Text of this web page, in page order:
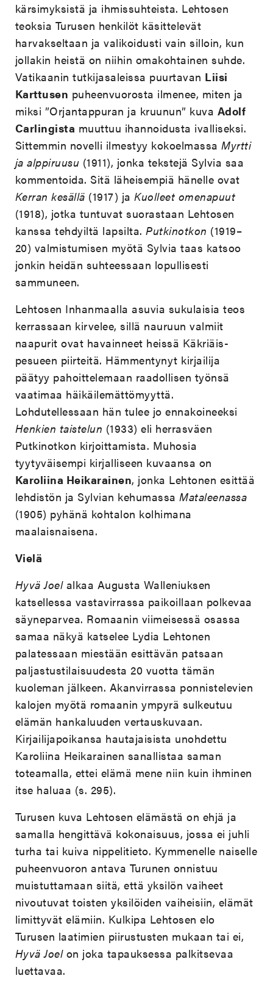
kärsimyksistä ja ihmissuhteista. Lehtosen
teoksia Turusen henkilöt käsittelevät
harvakseltaan ja valikoidusti vain silloin, kun
jollakin heistä on niihin omakohtainen suhde.
Vatikaanin tutkijasaleissa puurtavan Liisi
Karttusen puheenvuorosta ilmenee, miten ja
miksi ”Orjantappuran ja kruunun” kuva Adolf
Carlingista muuttuu ihannoidusta ivalliseksi.
Sittemmin novelli ilmestyy kokoelmassaMyrtti
ja alppiruusu (1911), jonka tekstejä Sylvia saa
kommentoida. Sitä läheisempiä hänelle ovat
Kerran kesällä (1917) jaKuolleet omenapuut
(1918), jotka tuntuvat suorastaan Lehtosen
kanssa tehdyiltä lapsilta.Putkinotkon (1919–
20) valmistumisen myötä Sylvia taas katsoo
jonkin heidän suhteessaan lopullisesti
sammuneen.
Lehtosen Inhanmaalla asuvia sukulaisia teos
kerrassaan kirvelee, sillä nauruun valmiit
naapurit ovat havainneet heissä Käkriäis-
pesueen piirteitä. Hämmentynyt kirjailija
päätyy pahoittelemaan raadollisen työnsä
vaatimaa häikäilemättömyyttä.
Lohdutellessaan hän tulee jo ennakoineeksi
Henkien taistelun (1933) eli herrasväen
Putkinotkon kirjoittamista. Muhosia
tyytyväisempi kirjalliseen kuvaansa on
Karoliina Heikarainen, jonka Lehtonen esittää
lehdistön ja Sylvian kehumassaMataleenassa
(1905) pyhänä kohtalon kolhimana
maalaisnaisena.
Vielä
Hyvä Joelalkaa Augusta Walleniuksen
katsellessa vastavirrassa paikoillaan polkevaa
säyneparvea. Romaanin viimeisessä osassa
samaa näkyä katselee Lydia Lehtonen
palatessaan miestään esittävän patsaan
paljastustilaisuudesta 20 vuotta tämän
kuoleman jälkeen. Akanvirrassa ponnistelevien
kalojen myötä romaanin ympyrä sulkeutuu
elämän hankaluuden vertauskuvaan.
Kirjailijapoikansa hautajaisista unohdettu
Karoliina Heikarainen sanallistaa saman
toteamalla, ettei elämä mene niin kuin ihminen
itse haluaa (s. 295).
Turusen kuva Lehtosen elämästä on ehjä ja
samalla hengittävä kokonaisuus, jossa ei juhli
turha tai kuiva nippelitieto. Kymmenelle naiselle
puheenvuoron antava Turunen onnistuu
muistuttamaan siitä, että yksilön vaiheet
nivoutuvat toisten yksilöiden vaiheisiin, elämät
limittyvät elämiin. Kulkipa Lehtosen elo
Turusen laatimien piirustusten mukaan tai ei,
Hyvä Joelon joka tapauksessa palkitsevaa
luettavaa.